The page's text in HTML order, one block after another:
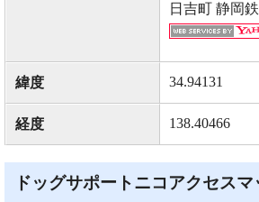
日吉町 静岡
緯度 34.94131
経度 138.40466
ドッグサポートニコアクセスマ